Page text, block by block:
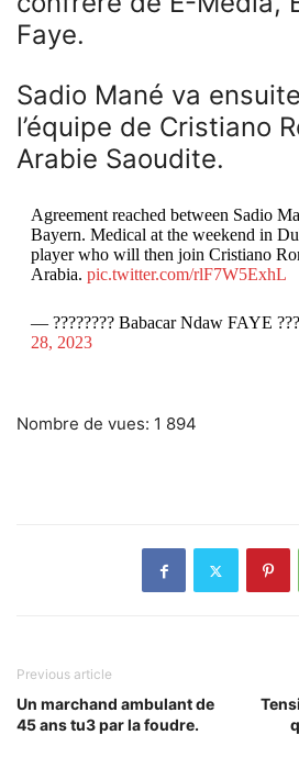
Faye.
Sadio Mané va
l’équipe de Cristiano
Arabie Saoudite.
Agreement reached between Sadio
Bayern. Medical at the weekend in
player who will then join Cristiano
Arabia. pic.twitter.com/rlF7W5ExhL
— ???????? Babacar Ndaw FAYE
28, 2023
Nombre de vues: 1 894
Previous article
Un marchand ambulant de
45 ans tu3 par la foudre.